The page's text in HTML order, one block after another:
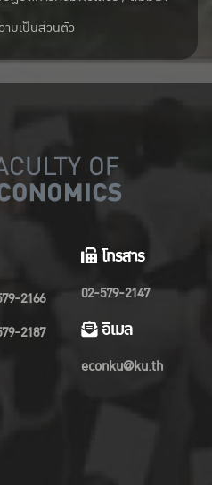
ามเป็นส่วนตัว
2166
2187
โทรสาร
02-579-2147
อีเมล
econku@ku.th